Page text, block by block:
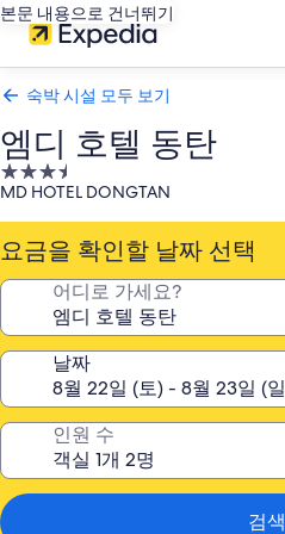
본문 내용으로 건너뛰기
숙박 시설 모두 보기
엠디 호텔 동탄
3.5
성
급
숙
박
설
MD HOTEL DONGTAN
요금을 확인할 날짜 선택
어디로 가세요?
날짜
인원 수
검색